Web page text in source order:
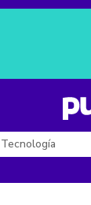
de De la
Tecnología